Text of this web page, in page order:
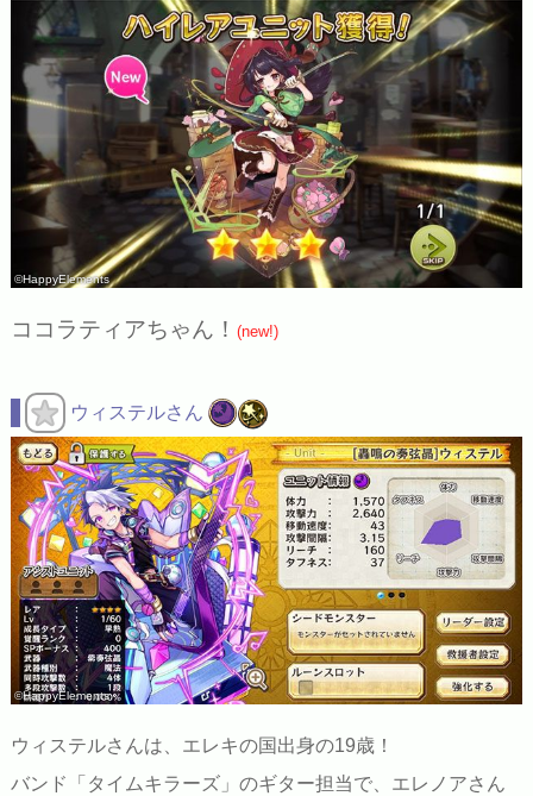
©HappyElements
ココラティアちゃん！ (new!)
ウィステルさん
©HappyElements
ウィステルさんは、エレキの国出身の19歳！
バンド「タイムキラーズ」のギター担当で、エレノアさん